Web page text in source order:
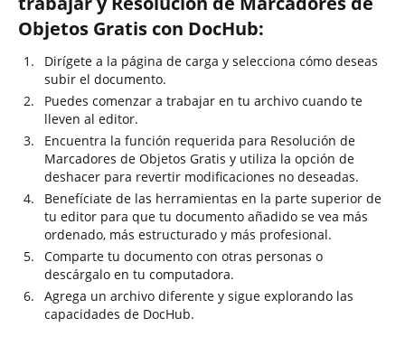
Objetos Gratis con DocHub:
Dirígete a la página de carga y selecciona cómo deseas
subir el documento.
Puedes comenzar a trabajar en tu archivo cuando te
lleven al editor.
Encuentra la función requerida para Resolución de
Marcadores de Objetos Gratis y utiliza la opción de
deshacer para revertir modificaciones no deseadas.
Benefíciate de las herramientas en la parte superior de
tu editor para que tu documento añadido se vea más
ordenado, más estructurado y más profesional.
Comparte tu documento con otras personas o
descárgalo en tu computadora.
Agrega un archivo diferente y sigue explorando las
capacidades de DocHub.